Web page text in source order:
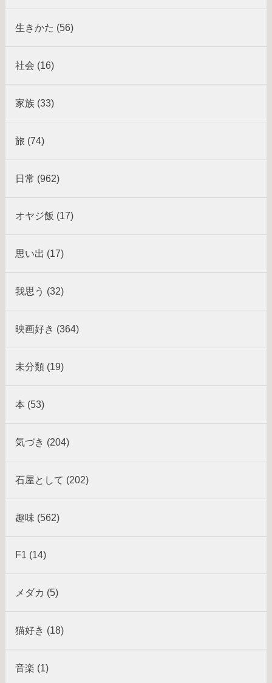
生きかた (56)
社会 (16)
家族 (33)
旅 (74)
日常 (962)
オヤジ飯 (17)
思い出 (17)
我思う (32)
映画好き (364)
未分類 (19)
本 (53)
気づき (204)
石屋として (202)
趣味 (562)
F1 (14)
メダカ (5)
猫好き (18)
音楽 (1)